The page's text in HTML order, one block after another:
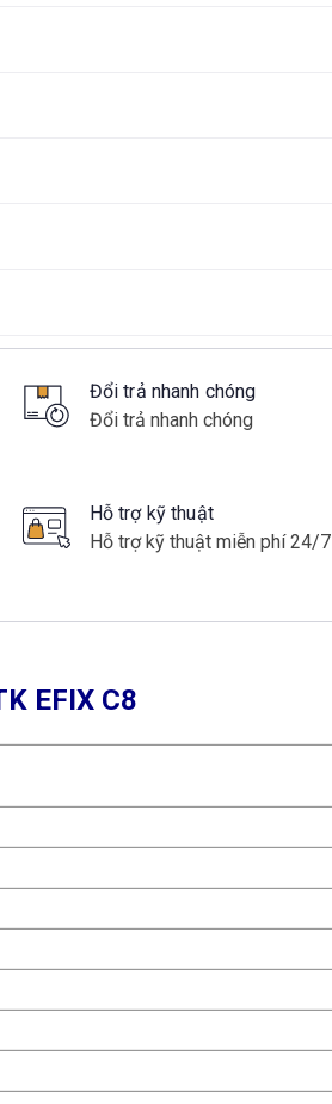
Đổi trả nhanh chóng
Đổi trả nhanh chóng
Hỗ trợ kỹ thuật
Hỗ trợ kỹ thuật miễn phí 24/7
EFIX C8